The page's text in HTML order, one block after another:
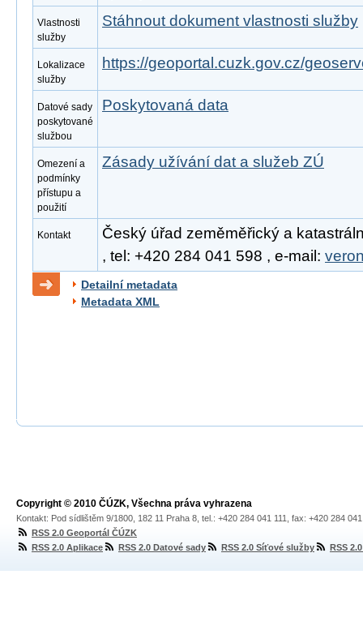
Vlastnosti
služby
Stáhnout dokument vlastnosti služby
Lokalizace
služby
https://geoportal.cuzk.gov.cz/
Datové sady
poskytované
službou
Poskytovaná data
Omezení a
podmínky
přístupu a
použití
Zásady užívání dat a služeb ZÚ
Kontakt
Český úřad zeměměřický a
, tel: +420 284 041 598 , e-mail:
Detailní metadata
Metadata XML
Copyright © 2010 ČÚZK, Všechna práva vyhrazena
Kontakt: Pod sídlištěm 9/1800, 182 11 Praha 8, tel.: +420 284 041 111, fax: +420 284
RSS 2.0 Geoportál ČÚZK
RSS 2.0 Aplikace
RSS 2.0 Datové sady RSS 2.0 Síťové služby RSS